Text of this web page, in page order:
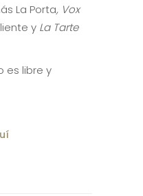
La Porta, Vox
y La Tarte
es libre y